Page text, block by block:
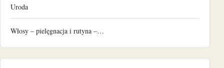
Uroda
Włosy – pielęgnacja i rutyna –…